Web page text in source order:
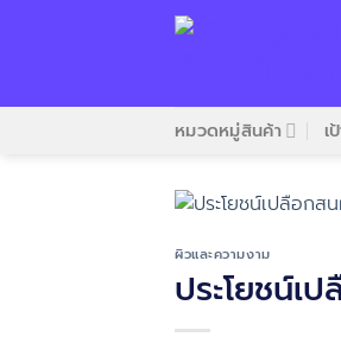
หมวดหมู่สินค้า เ
ผิวและความงาม
ประโยชน์เ